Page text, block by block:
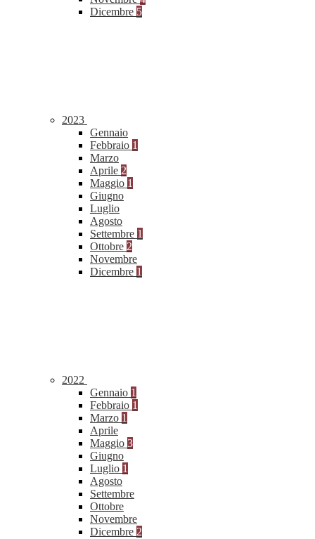
Dicembre 5
2023
Gennaio
Febbraio 1
Marzo
Aprile 2
Maggio 1
Giugno
Luglio
Agosto
Settembre 1
Ottobre 2
Novembre
Dicembre 1
2022
Gennaio 1
Febbraio 1
Marzo 1
Aprile
Maggio 3
Giugno
Luglio 1
Agosto
Settembre
Ottobre
Novembre
Dicembre 2